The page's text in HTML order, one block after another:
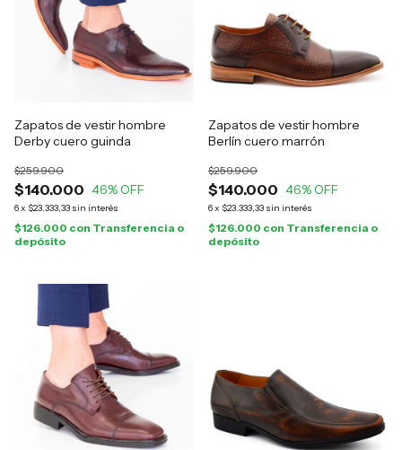
Zapatos de vestir hombre
Derby cuero guinda
$140.000
$259.900
46% OFF
6x $23.333,33 sin interés
$126.000 con Transferencia o
depósito
Zapatos de vestir hombre
Berlín cuero marrón
$140.000
$259.900
46% OFF
6x $23.333,33 sin interés
$126.000 con Transferencia o
depósito